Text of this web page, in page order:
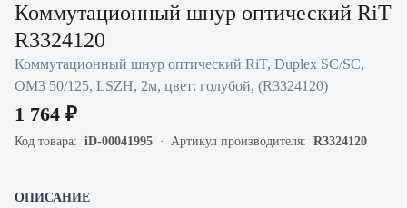
Коммутационный шнур оптический RiT
R3324120
Коммутационный шнур оптический RiT, Duplex SC/SC,
OM3 50/125, LSZH, 2м, цвет: голубой, (R3324120)
1 764 ₽
Код товара: iD-00041995 Артикул производителя: R3324120
ОПИСАНИЕ